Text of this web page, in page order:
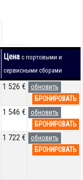
Цена с портовыми и
сервисными сборами
1 526 €
обновить
БРОНИРОВАТЬ
1 546 €
обновить
БРОНИРОВАТЬ
1 722 €
обновить
БРОНИРОВАТЬ